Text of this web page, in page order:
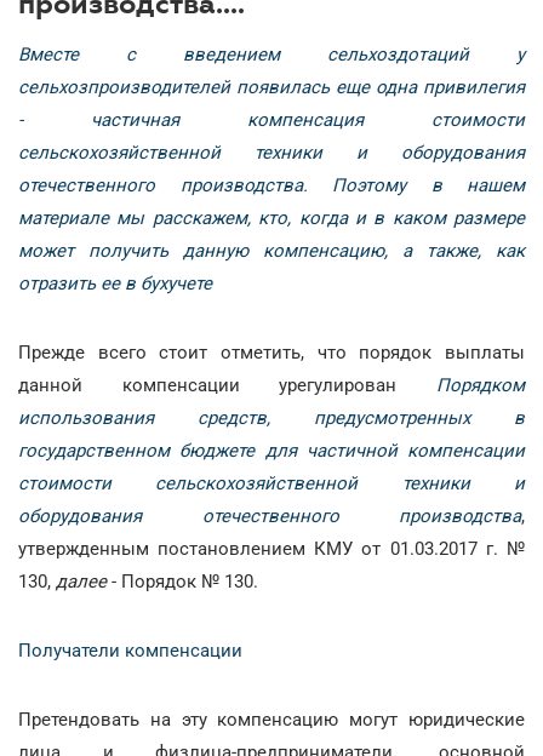
Вместе с введением сельхоздотаций у
сельхозпроизводителей появилась еще одна привилегия
- частичная компенсация стоимости
сельскохозяйственной техники и оборудования
отечественного производства. Поэтому в нашем
материале мы расскажем, кто, когда и в каком размере
может получить данную компенсацию, а также, как
отразить ее в бухучете
Прежде всего стоит отметить, что порядок выплаты
данной компенсации урегулирован Порядком
использования средств, предусмотренных в
государственном бюджете для частичной компенсации
стоимости сельскохозяйственной техники и
оборудования отечественного производства,
утвержденным постановлением КМУ от 01.03.2017 г. №
130, далее- Порядок № 130.
Получатели компенсации
Претендовать на эту компенсацию могут юридические